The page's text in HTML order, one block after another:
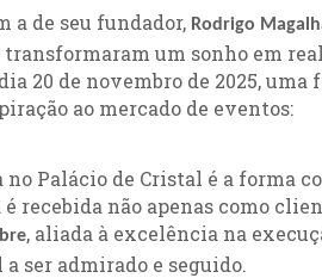
a de seu fundador, Rodrigo
um sonho em
20 de novembro de 2025,
ao mercado de eventos:
Palácio de Cristal é a forma
recebida não apenas como
, aliada à excelência na
ser admirado e seguido.